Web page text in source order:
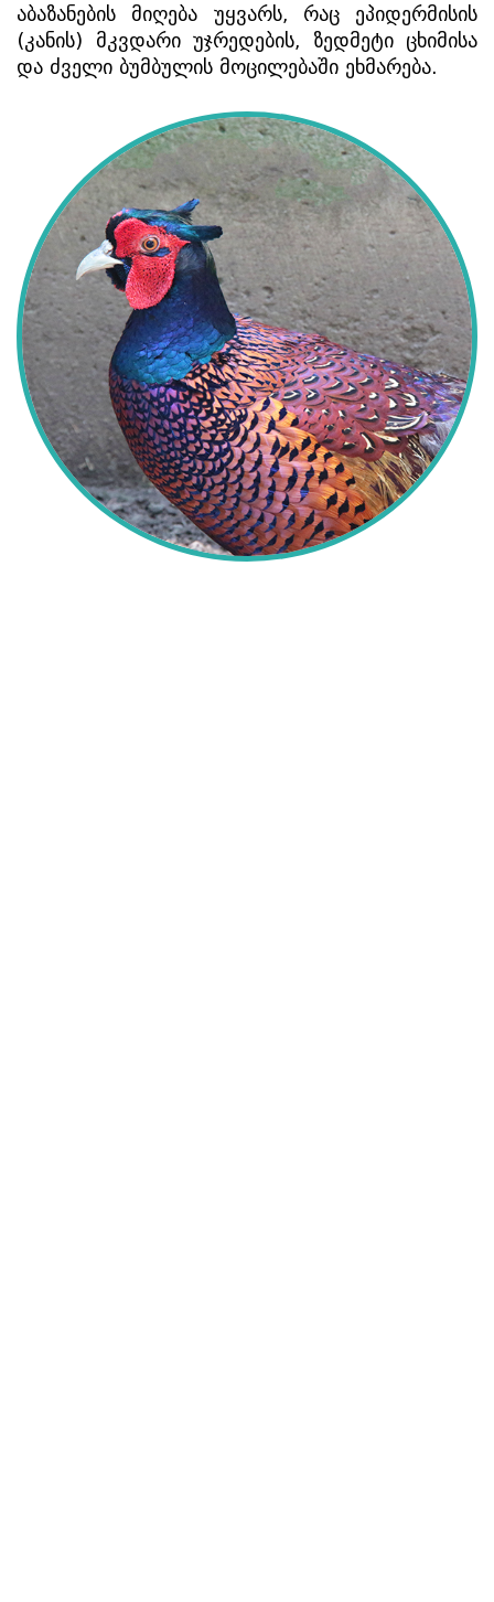
აბაზანების მიღება უყვარს, რაც ეპიდერმისის
(კანის) მკვდარი უჯრედების, ზედმეტი ცხიმისა
და ძველი ბუმბულის მოცილებაში ეხმარება.